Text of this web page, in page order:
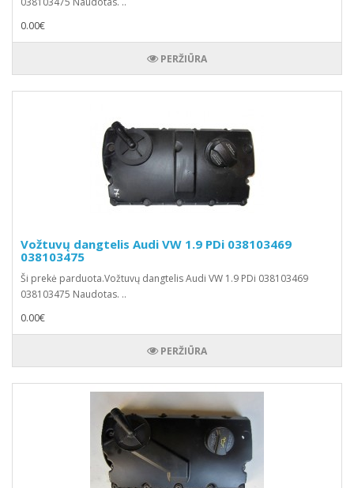
0.00€
PERŽIŪRA
Vožtuvų dangtelis Audi VW 1.9 PDi 038103469
038103475
Ši prekė parduota.Vožtuvų dangtelis Audi VW 1.9 PDi 038103469
038103475 Naudotas. ..
0.00€
PERŽIŪRA